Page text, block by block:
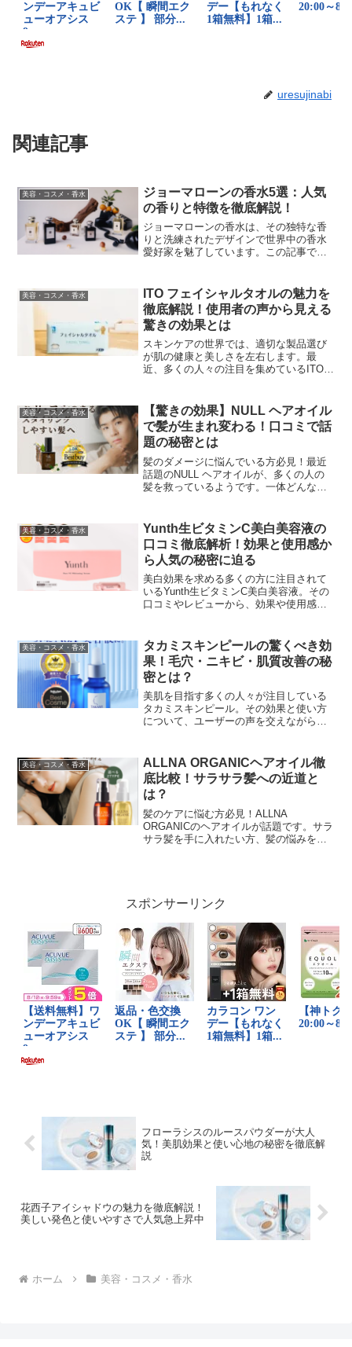
uresujinabi
関連記事
美容・コスメ・香水
ジョーマローンの香水5選：人気
の香りと特徴を徹底解説！
ジョーマローンの香水は、その独特な香
りと洗練されたデザインで世界中の香水
愛好家を魅了しています。この記事で
徴や魅力を解説します。ジョーマローン
の香水：魅力と人気の秘密...
美容・コスメ・香水
ITO フェイシャルタオルの魅力を
徹底解説！使用者の声から見える
驚きの効果とは
スキンケアの世界では、適切な製品選び
が肌の健康と美しさを左右します。最
近、多くの人々の注目を集めているITO
く解説していきます。ITO フェイシャル
タオルの特徴と使用...
美容・コスメ・香水
【驚きの効果】NULL ヘアオイル
で髪が生まれ変わる！口コミで話
題の秘密とは
髪のダメージに悩んでいる方必見！最近
話題のNULL ヘアオイルが、多くの人の
髪を救っているようです。一体どんな魅
きましょう。ハリ・コシのあるスタイリ
ングしやすい髪へ【N...
美容・コスメ・香水
Yunth生ビタミンC美白美容液の
口コミ徹底解析！効果と使用感か
ら人気の秘密に迫る
美白効果を求める多くの方に注目されて
いるYunth生ビタミンC美白美容液。その
口コミやレビューから、効果や使用感、
を十分に理解できるはずです。Yunth生ビ
タミンC美白...
美容・コスメ・香水
タカミスキンピールの驚くべき効
果！毛穴・ニキビ・肌質改善の秘
密とは？
美肌を目指す多くの人々が注目している
タカミスキンピール。その効果と使い方
について、ユーザーの声を交えながら詳
ルは、多くのユーザーから高い評価を得
ている人気の化粧品です。...
美容・コスメ・香水
ALLNA ORGANICヘアオイル徹
底比較！サラサラ髪への近道と
は？
髪のケアに悩む方必見！ALLNA
ORGANICのヘアオイルが話題です。サラ
サラ髪を手に入れたい方、髪の悩みを解
スポンサーリンク
フローラシスのルースパウダーが大人
気！美肌効果と使い心地の秘密を徹底解
説
花西子アイシャドウの魅力を徹底解説！
美しい発色と使いやすさで人気急上昇中
ホーム 美容・コスメ・香水